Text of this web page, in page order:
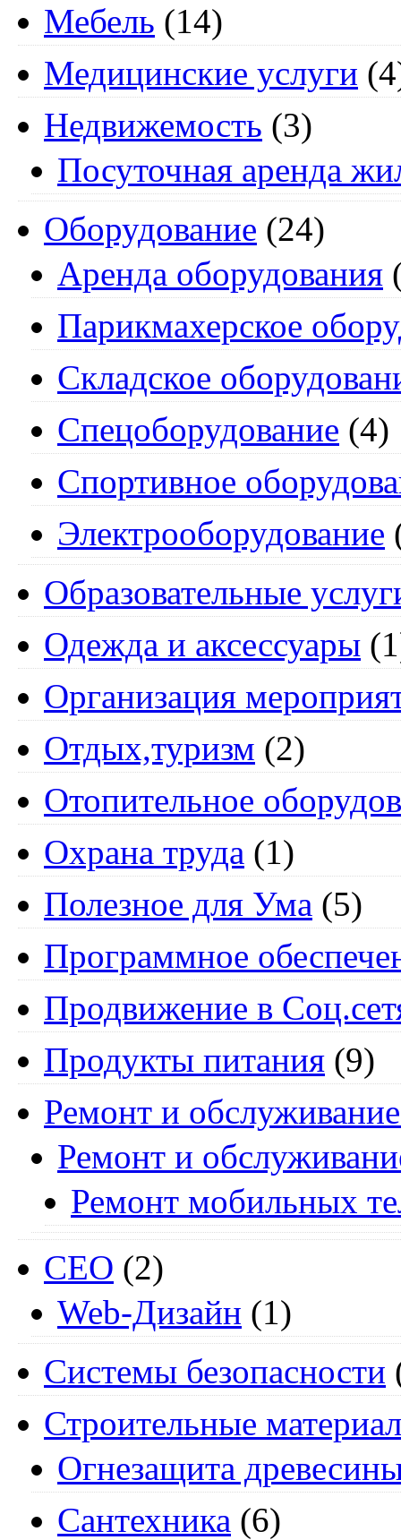
Мебель (14)
Медицинские услуги
Недвижемость (3)
Посуточная аренда
Оборудование (24)
Аренда оборудования
Парикмахерское
Складское
Спецоборудование (4)
Спортивное
Электрооборудование
Образовательные
Одежда и аксессуары
Организация
Отдых,туризм (2)
Отопительное
Охрана труда (1)
Полезное для Ума (5)
Программное
Продвижение в
Продукты питания (9)
Ремонт и
Ремонт и
Ремонт мобильных
СЕО (2)
Web-Дизайн (1)
Системы безопасности
Строительные
Огнезащита
Сантехника (6)